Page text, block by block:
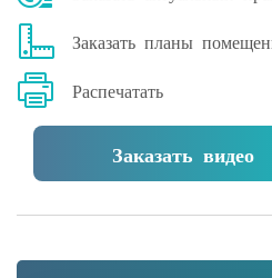
Заказать планы
Распечатать
Заказать видео